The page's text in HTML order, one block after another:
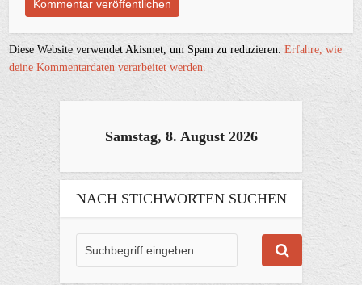
Diese Website verwendet Akismet, um Spam zu reduzieren.Erfahre, wie
deine Kommentardaten verarbeitet werden.
Samstag, 8. August 2026
NACH STICHWORTEN SUCHEN